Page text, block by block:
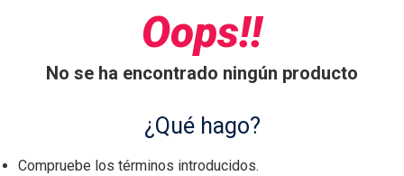
Oops!!
No se ha encontrado ningún producto
¿Qué hago?
Compruebe los términos introducidos.